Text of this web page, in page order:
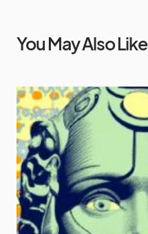
You May Also Like